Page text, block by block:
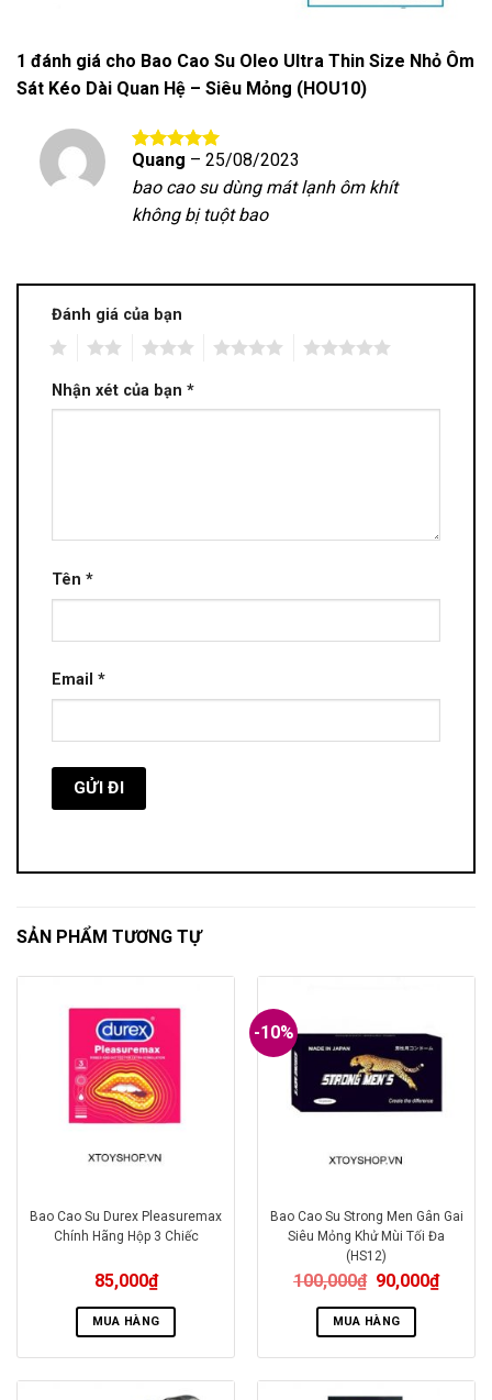
1 đánh giá cho Bao Cao Su Oleo Ultra Thin Size Nhỏ Ôm
Sát Kéo Dài Quan Hệ – Siêu Mỏng (HOU10)
Được xếp
hạng55
sao
Quang – 25/08/2023
bao cao su dùng mát lạnh ôm khít
không bị tuột bao
Đánh giá của bạn
Nhận xét của bạn *
Tên *
Email *
SẢN PHẨM TƯƠNG TỰ
Bao Cao Su Durex Pleasuremax
Chính Hãng Hộp 3 Chiếc
85,000₫
MUA HÀNG
-10%
Bao Cao Su Strong Men Gân Gai
Siêu Mỏng Khử Mùi Tối Đa
(HS12)
100,000₫ 90,000₫
MUA HÀNG